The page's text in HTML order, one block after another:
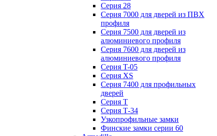
Серия 28
Серия 7000 для дверей из ПВХ
профиля
Серия 7500 для дверей из
алюминиевого профиля
Серия 7600 для дверей из
алюминиевого профиля
Серия T-05
Серия XS
Серия 7400 для профильных
дверей
Серия Т
Серия Т-34
Узкопрофильные замки
Финские замки серии 60